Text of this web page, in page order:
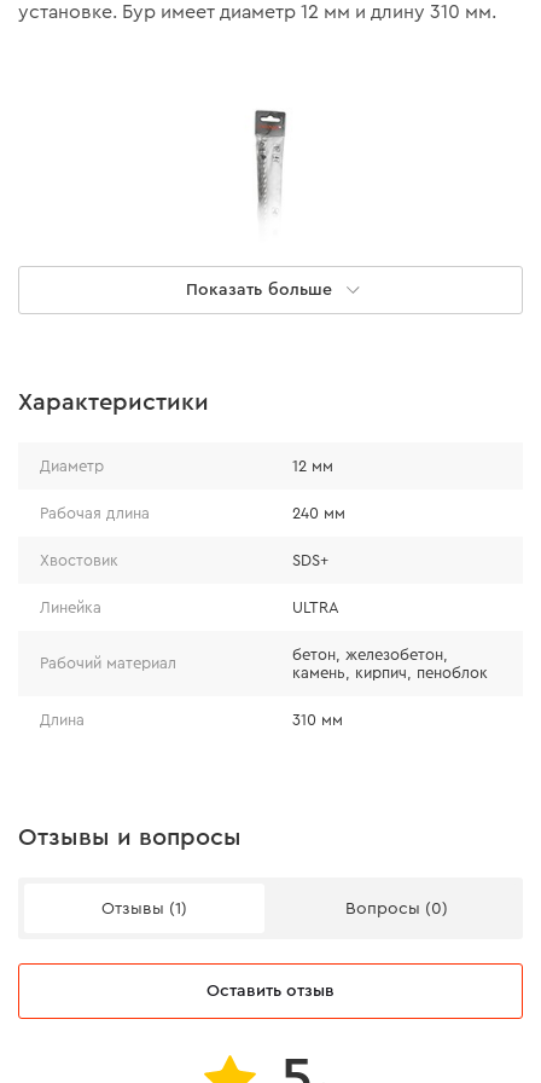
установке. Бур имеет диаметр 12 мм и длину 310 мм.
Трехгранная форма твердосплавной напайки
материалами и легко проходить арматуру, даже после
1000 отверстий в бетоне марки В50. Бур имеет 3
выводится шлам и пыль.
Показать больше
Характеристики
Диаметр 12 мм
Рабочая длина 240 мм
Хвостовик SDS+
Линейка ULTRA
Рабочий материал
бетон, железобетон,
камень, кирпич, пеноблок
Длина 310 мм
Отзывы и вопросы
Отзывы (1) Вопросы (0)
Оставить отзыв